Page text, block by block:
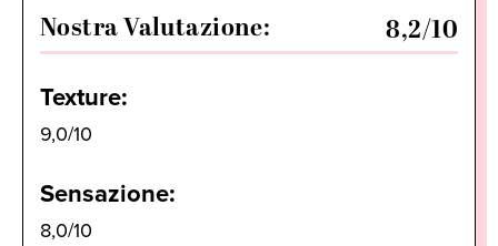
Nostra Valutazione: 8,2/10
Texture:
9,0/10
Sensazione:
8,0/10